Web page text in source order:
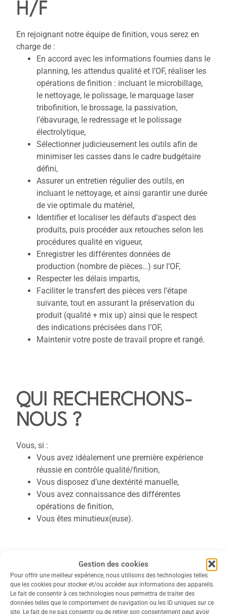
Gestion des cookies
Pour offrir une meilleur expérience, nous utilisons des technologies telles
que les cookies pour stocker et/ou accéder aux informations des appareils.
Le fait de consentir à ces technologies nous permettra de traiter des
données telles que le comportement de navigation ou les ID uniques sur ce
site. Le fait de ne pas consentir ou de retirer son consentement peut avoir
H/F
En rejoignant notre équipe de finition, vous serez en
charge de :
En accord avec les informations fournies dans le
planning, les attendus qualité et l’OF, réaliser les
opérations de finition : incluant le microbillage,
le nettoyage, le polissage, le marquage laser
tribofinition, le brossage, la passivation,
l’ébavurage, le redressage et le polissage
électrolytique,
Sélectionner judicieusement les outils afin de
minimiser les casses dans le cadre budgétaire
défini,
Assurer un entretien régulier des outils, en
incluant le nettoyage, et ainsi garantir une durée
de vie optimale du matériel,
Identifier et localiser les défauts d’aspect des
produits, puis procéder aux retouches selon les
procédures qualité en vigueur,
Enregistrer les différentes données de
production (nombre de pièces…) sur l’OF,
Respecter les délais impartis,
Faciliter le transfert des pièces vers l’étape
suivante, tout en assurant la préservation du
produit (qualité + mix up) ainsi que le respect
des indications précisées dans l’OF,
Maintenir votre poste de travail propre et rangé.
QUI RECHERCHONS-
NOUS ?
Vous, si :
Vous avez idéalement une première expérience
réussie en contrôle qualité/finition,
Vous disposez d’une dextérité manuelle,
Vous avez connaissance des différentes
opérations de finition,
Vous êtes minutieux(euse).
SPÉCIFICITÉ DU POSTE
Nous vous offrons :